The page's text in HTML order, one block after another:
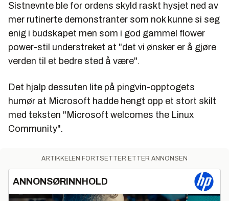
Sistnevnte ble for ordens skyld raskt hysjet ned av
mer rutinerte demonstranter som nok kunne si seg
enig i budskapet men som i god gammel flower
power-stil understreket at "det vi ønsker er å gjøre
verden til et bedre sted å være".
Det hjalp dessuten lite på pingvin-opptogets
humør at Microsoft hadde hengt opp et stort skilt
med teksten "Microsoft welcomes the Linux
Community".
ARTIKKELEN FORTSETTER ETTER ANNONSEN
ANNONSØRINNHOLD